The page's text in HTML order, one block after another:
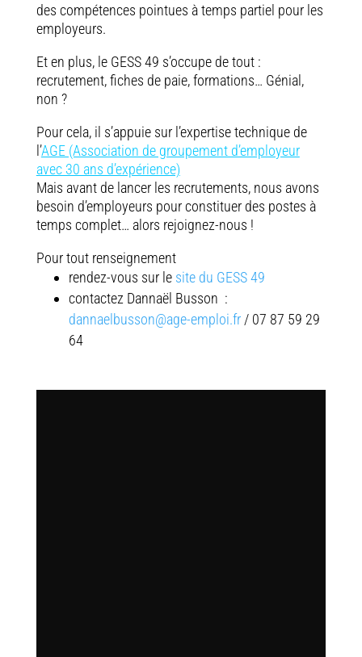
des compétences pointues à temps partiel pour les
employeurs.
Et en plus, le GESS 49 s’occupe de tout :
recrutement, fiches de paie, formations… Génial,
non ?
Pour cela, il s’appuie sur l’expertise technique de
l’AGE (Association de groupement d’employeur
avec 30 ans d’expérience)
Mais avant de lancer les recrutements, nous avons
besoin d’employeurs pour constituer des postes à
temps complet… alors rejoignez-nous !
Pour tout renseignement
rendez-vous sur le site du GESS 49
contactez Dannaël Busson :
dannaelbusson@age-emploi.fr/ 07 87 59 29
64